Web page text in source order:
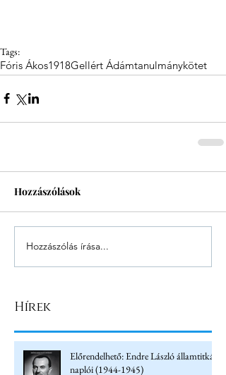
Tags:
Fóris Ákos1918Gellért Ádámtanulmánykötet
Hozzászólások
Hozzászólás írása...
Hírek
Előrendelhető: Endre László államtitkár
naplói (1944-1945)